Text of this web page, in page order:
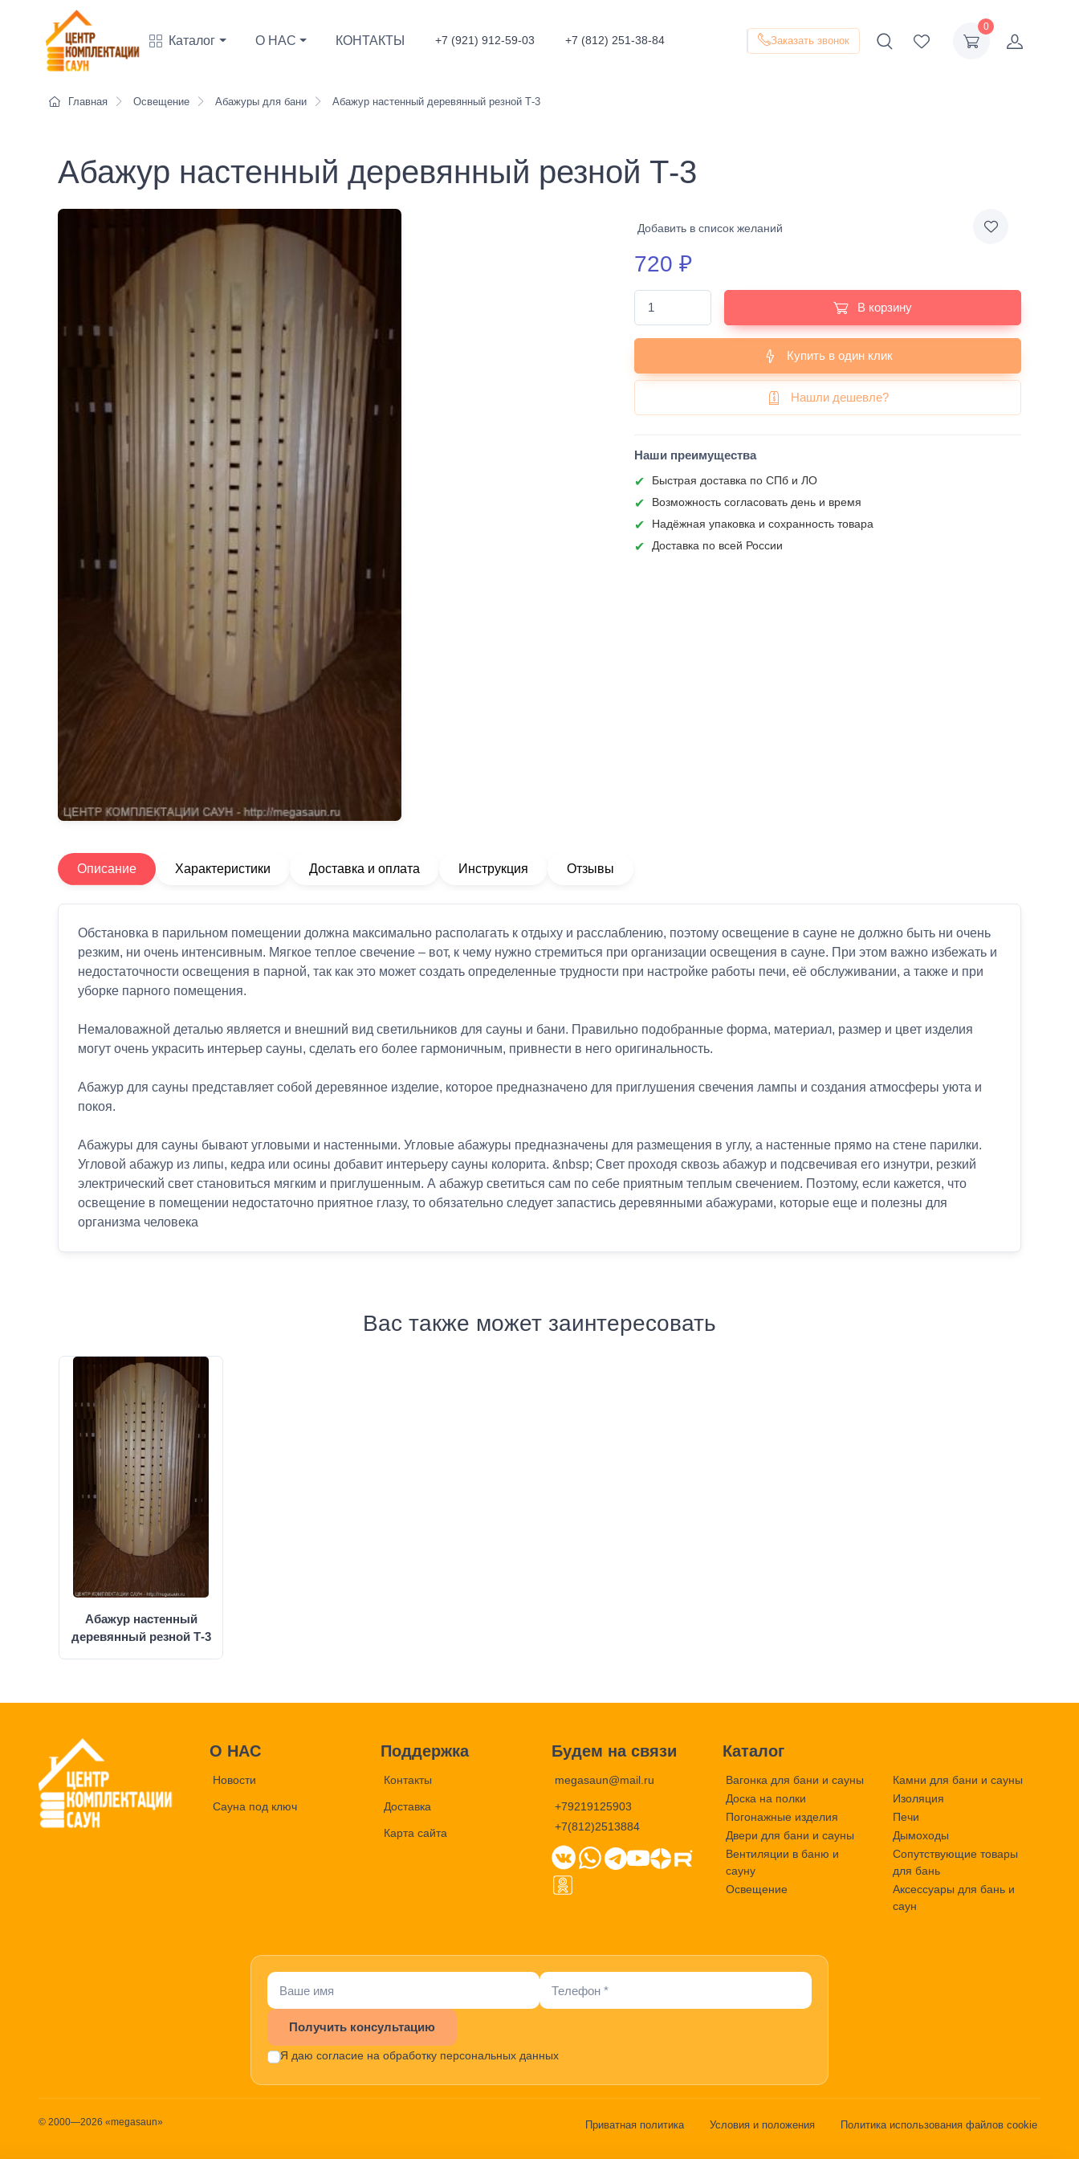
Каталог О НАС КОНТАКТЫ +7 (921) 912-59-03 +7 (812) 251-38-84 Заказать звонок
0
Главная Освещение Абажуры для бани Абажур настенный деревянный резной Т-3
Абажур настенный деревянный резной Т-3
Добавить в список желаний
720 ₽
В корзину
Купить в один клик
Нашли дешевле?
Наши преимущества
Быстрая доставка по СПб и ЛО
Возможность согласовать день и время
Надёжная упаковка и сохранность товара
Доставка по всей России
Описание Характеристики Доставка и оплата Инструкция Отзывы
Обстановка в парильном помещении должна максимально располагать к отдыху и расслаблению, поэтому освещение в сауне не должно быть ни очень
резким, ни очень интенсивным. Мягкое теплое свечение – вот, к чему нужно стремиться при организации освещения в сауне. При этом важно избежать и
недостаточности освещения в парной, так как это может создать определенные трудности при настройке работы печи, её обслуживании, а также и при
уборке парного помещения.
Немаловажной деталью является и внешний вид светильников для сауны и бани. Правильно подобранные форма, материал, размер и цвет изделия
могут очень украсить интерьер сауны, сделать его более гармоничным, привнести в него оригинальность.
Абажур для сауны представляет собой деревянное изделие, которое предназначено для приглушения свечения лампы и создания атмосферы уюта и
покоя.
Абажуры для сауны бывают угловыми и настенными. Угловые абажуры предназначены для размещения в углу, а настенные прямо на стене парилки.
Угловой абажур из липы, кедра или осины добавит интерьеру сауны колорита. &nbsp; Свет проходя сквозь абажур и подсвечивая его изнутри, резкий
электрический свет становиться мягким и приглушенным. А абажур светиться сам по себе приятным теплым свечением. Поэтому, если кажется, что
освещение в помещении недостаточно приятное глазу, то обязательно следует запастись деревянными абажурами, которые еще и полезны для
организма человека
Вас также может заинтересовать
Абажур настенный
деревянный резной Т-3
О НАС
Новости
Сауна под ключ
Поддержка
Контакты
Доставка
Карта сайта
Будем на связи
megasaun@mail.ru
+79219125903
+7(812)2513884
Каталог
Вагонка для бани и сауны
Доска на полки
Погонажные изделия
Двери для бани и сауны
Вентиляции в баню и
сауну
Освещение
Камни для бани и сауны
Изоляция
Печи
Дымоходы
Сопутствующие товары
для бань
Аксессуары для бань и
саун
Получить консультацию
Я даю согласие на обработку персональных данных
© 2000—2026 «megasaun» Приватная политика Условия и положения Политика использования файлов cookie